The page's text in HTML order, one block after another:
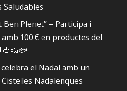
Ben Plenet” – Participa i
100 € en productes del
el Nadal amb un
Nadalenques